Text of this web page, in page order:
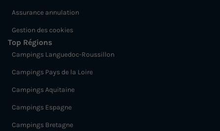
Assurance annulation
Gestion des cookies
Top Régions
Campings Languedoc-Roussillon
Campings Pays de la Loire
Campings Aquitaine
Campings Espagne
Campings Bretagne